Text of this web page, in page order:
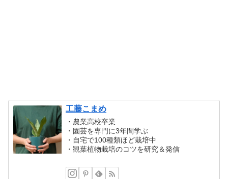
工藤こまめ
・農業高校卒業
・園芸を専門に3年間学ぶ
・自宅で100種類ほど栽培中
・観葉植物栽培のコツを研究＆発信